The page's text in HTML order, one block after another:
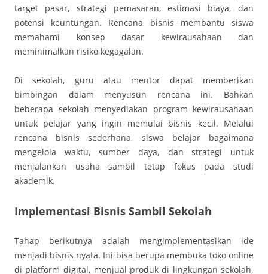
target pasar, strategi pemasaran, estimasi biaya, dan
potensi keuntungan. Rencana bisnis membantu siswa
memahami konsep dasar kewirausahaan dan
meminimalkan risiko kegagalan.
Di sekolah, guru atau mentor dapat memberikan
bimbingan dalam menyusun rencana ini. Bahkan
beberapa sekolah menyediakan program kewirausahaan
untuk pelajar yang ingin memulai bisnis kecil. Melalui
rencana bisnis sederhana, siswa belajar bagaimana
mengelola waktu, sumber daya, dan strategi untuk
menjalankan usaha sambil tetap fokus pada studi
akademik.
Implementasi Bisnis Sambil Sekolah
Tahap berikutnya adalah mengimplementasikan ide
menjadi bisnis nyata. Ini bisa berupa membuka toko online
di platform digital, menjual produk di lingkungan sekolah,